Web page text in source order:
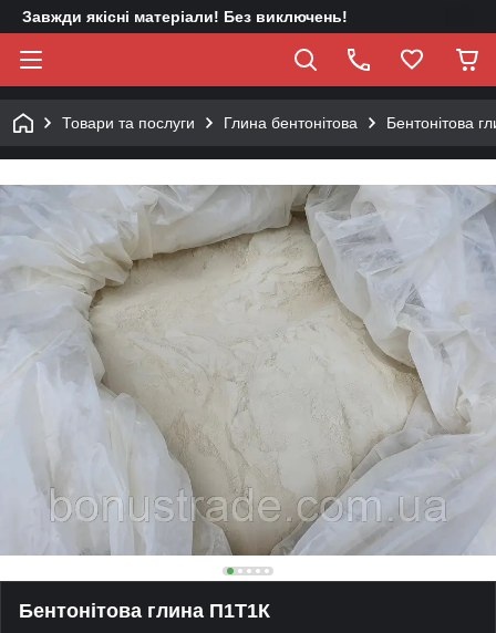
Завжди якісні матеріали! Без виключень!
Товари та послуги Глина бентонітова Бентонітова
Бентонітова глина П1Т1К